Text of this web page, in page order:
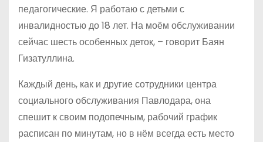
педагогические. Я работаю с детьми с
инвалидностью до 18 лет. На моём обслуживании
сейчас шесть особенных деток, – говорит Баян
Гизатуллина.
Каждый день, как и другие сотрудники центра
социального обслуживания Павлодара, она
спешит к своим подопечным, рабочий график
расписан по минутам, но в нём всегда есть место